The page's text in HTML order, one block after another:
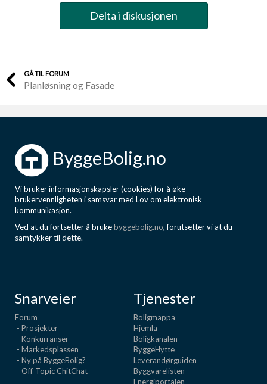
Delta i diskusjonen
GÅ TIL FORUM
Planløsning og Fasade
ByggeBolig.no
Vi bruker informasjonskapsler (cookies) for å øke
brukervennligheten i samsvar med Lov om elektronisk
kommunikasjon.
Ved at du fortsetter å brukebyggebolig.no, forutsetter vi at du
samtykker til dette.
Snarveier
Forum
- Prosjekter
- Konkurranser
- Markedsplassen
- Ny på ByggeBolig?
- Off-Topic ChitChat
Tjenester
Boligmappa
Hjemla
Boligkanalen
ByggeHytte
Leverandørguiden
Byggvarelisten
Energiportalen